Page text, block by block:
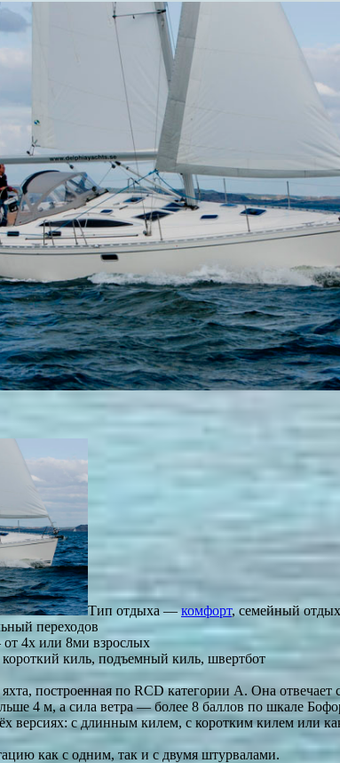
Тип отдыха —комфорт, семейный отдых
переходов
4х или 8ми взрослых
киль, подъемный киль, швертбот
построенная по RCD категории А. Она
4 м, а сила ветра — более 8 баллов по шкале
версиях: с длинным килем, с коротким килем или
как с одним, так и с двумя штурвалами.